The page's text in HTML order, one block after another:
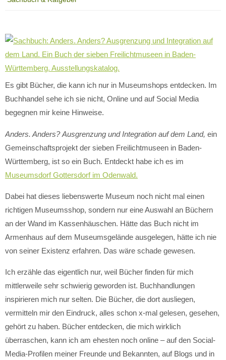
Es gibt Bücher, die kann ich nur in Museumshops entdecken. Im
Buchhandel sehe ich sie nicht, Online und auf Social Media
begegnen mir keine Hinweise.
Anders. Anders?Ausgrenzung und Integration auf dem Land, ein
Gemeinschaftsprojekt der sieben Freilichtmuseen in Baden-
Württemberg, ist so ein Buch. Entdeckt habe ich es im
Museumsdorf Gottersdorf im Odenwald.
Dabei hat dieses liebenswerte Museum noch nicht mal einen
richtigen Museumsshop, sondern nur eine Auswahl an Büchern
an der Wand im Kassenhäuschen. Hätte das Buch nicht im
Armenhaus auf dem Museumsgelände ausgelegen, hätte ich nie
von seiner Existenz erfahren. Das wäre schade gewesen.
Ich erzähle das eigentlich nur, weil Bücher finden für mich
mittlerweile sehr schwierig geworden ist. Buchhandlungen
inspirieren mich nur selten. Die Bücher, die dort ausliegen,
vermitteln mir den Eindruck, alles schon x-mal gelesen, gesehen,
gehört zu haben. Bücher entdecken, die mich wirklich
überraschen, kann ich am ehesten noch online – auf den Social-
Media-Profilen meiner Freunde und Bekannten, auf Blogs und in